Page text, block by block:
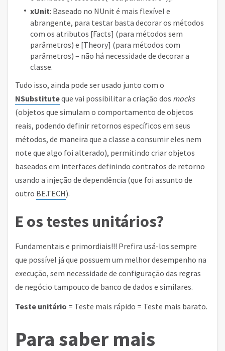
xUnit: Baseado no NUnit é mais flexível e
abrangente, para testar basta decorar os métodos
com os atributos [Facts] (para métodos sem
parâmetros) e [Theory] (para métodos com
parâmetros) – não há necessidade de decorar a
classe.
Tudo isso, ainda pode ser usado junto com o
NSubstituteque vai possibilitar a criação dos mocks
(objetos que simulam o comportamento de objetos
reais, podendo definir retornos específicos em seus
métodos, de maneira que a classe a consumir eles nem
note que algo foi alterado), permitindo criar objetos
baseados em interfaces definindo contratos de retorno
usando a injeção de dependência (que foi assunto de
outro BE.TECH).
E os testes unitários?
Fundamentais e primordiais!!! Prefira usá-los sempre
que possível já que possuem um melhor desempenho na
execução, sem necessidade de configuração das regras
de negócio tampouco de banco de dados e similares.
Teste unitário = Teste mais rápido = Teste mais barato.
Para saber mais